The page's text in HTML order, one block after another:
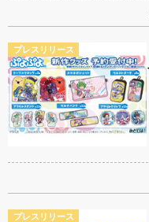
プレスリリース
プレスリリース